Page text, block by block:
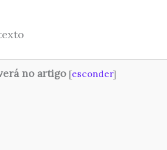
no artigo [esconder]